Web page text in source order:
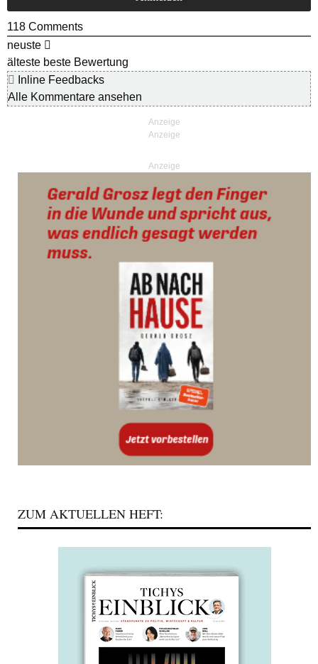
118 Comments
neuste
älteste beste Bewertung
Inline Feedbacks
Alle Kommentare ansehen
Anzeige
ZUM AKTUELLEN HEFT: